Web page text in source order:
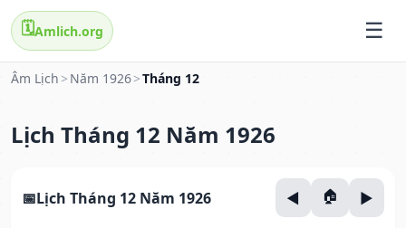
🗓️Amlich.org
Âm Lịch > Năm 1926>Tháng 12
Lịch Tháng 12 Năm 1926
Lịch Tháng 12 Năm 1926